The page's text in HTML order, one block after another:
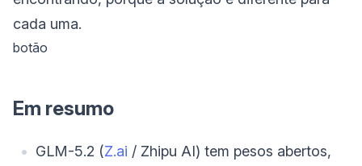
cada uma.
botão
Em resumo
GLM-5.2 (Z.ai / Zhipu AI) tem pesos abertos,